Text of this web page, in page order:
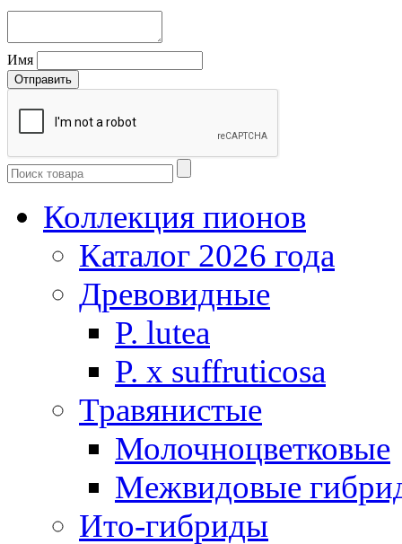
Имя
Коллекция пионов
Каталог 2026 года
Древовидные
P. lutea
P. х suffruticosa
Травянистые
Молочноцветковые
Межвидовые
Ито-гибриды